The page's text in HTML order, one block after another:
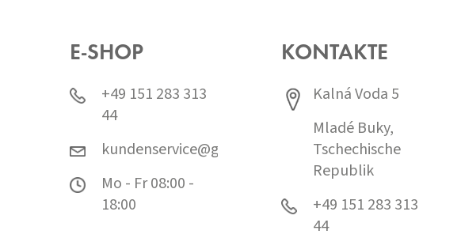
E-SHOP
+49 151 283 313
44
kundenservice@grund.cz
Mo - Fr 08:00 -
18:00
KONTAKTE
Kalná Voda 5
Mladé Buky,
Tschechische
Republik
+49 151 283 313
44